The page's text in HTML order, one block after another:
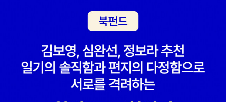
료까지 아끼며 살아가는 스물한 살의 삶이 가혹하다. 혼자 남았다는
것도 감당하기 힘든데 월급을 고스란히 대출금을 갚아야 하는 처지
미경으로 확대해서 보여준다. 계약직 교사에게 재계약이란 희망, 그
희망이 이뤄져야 요양원에 있는 어머니를 돌볼 수 있으니 학교 측에
서 원하는 건 뭐든지 다 해내야 한다. 사회적 약자가 바랄 수 있는 건
무엇일까. 때때로 그들에게 하루하루는 얼마나 길고 지루할까. 그래
잘 만들 수 있을 거다. 12월은 잘 만들지 못했던 일들이 하나씩 떠오
르는 달이다. 너무도 좋은 기억력 덕분에 12월은 고통스러울 수도 있
족스럽지 못해 속상한 마음도 많겠다. 그건 시작에 불과하다고 말해
주고 싶다. 시작은 또 다른 시작을 위한 것이고, 모두의 시작이 같을
수도 없다고. 아이들도 알고 있겠지만 말이다. 김유정문학상 수상작